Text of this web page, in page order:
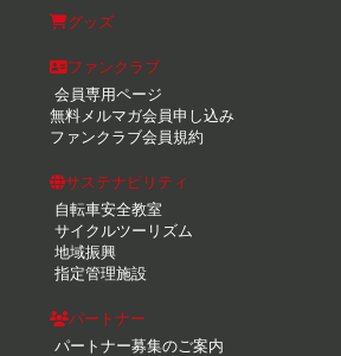
グッズ
ファンクラブ
会員専用ページ
無料メルマガ会員申し込み
ファンクラブ会員規約
サステナビリティ
自転車安全教室
サイクルツーリズム
地域振興
指定管理施設
パートナー
パートナー募集のご案内